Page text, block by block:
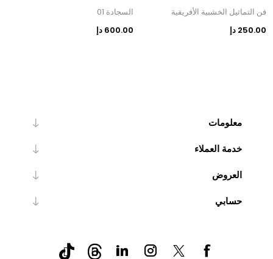
فن التماثيل الخشبية الأفريقية
250.00 دإ
السجادة 01
600.00 دإ
معلومات
خدمة العملاء
العروض
حسابي